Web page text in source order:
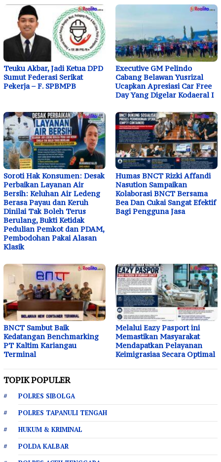
Teuku Akbar, Jadi Ketua DPD
Sumut Federasi Serikat
Pekerja – F. SPBMPB
Executive GM Pelindo
Cabang Belawan Yusrizal
Ucapkan Apresiasi Car Free
Day Yang Digelar Kodaeral I
Soroti Hak Konsumen: Desak
Perbaikan Layanan Air
Bersih: Keluhan Air Ledeng
Berasa Payau dan Keruh
Dinilai Tak Boleh Terus
Berulang, Bukti Ketidak
Pedulian Pemkot dan PDAM,
Pembodohan Pakai Alasan
Klasik
Humas BNCT Rizki Affandi
Nasution Sampaikan
Kolaborasi BNCT Bersama
Bea Dan Cukai Sangat Efektif
Bagi Pengguna Jasa
BNCT Sambut Baik
Kedatangan Benchmarking
PT Kaltim Kariangau
Terminal
Melalui Eazy Pasport ini
Memastikan Masyarakat
Mendapatkan Pelayanan
Keimigrasiaa Secara Optimal
TOPIK POPULER
POLRES SIBOLGA
POLRES TAPANULI TENGAH
HUKUM & KRIMINAL
POLDA KALBAR